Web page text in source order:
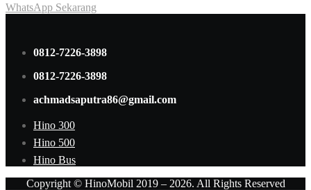
WhatsApp Sekarang
0812-7226-3898
0812-7226-3898
achmadsaputra86@gmail.com
Hino 300
Hino 500
Hino Bus
Copyright © HinoMobil 2019 – 2026. All Rights Reserved